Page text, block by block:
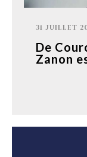
31 JUILLET
De
Zanon